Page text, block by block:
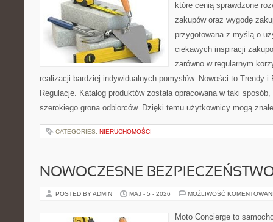
które cenią sprawdzone
zakupów oraz wygodę
przygotowana z myślą o
ciekawych inspiracji
zarówno w regularnym
realizacji bardziej indywidualnych pomysłów. Nowości to Trendy i
Regulacje. Katalog produktów została opracowana w taki
szerokiego grona odbiorców. Dzięki temu użytkownicy mogą
CATEGORIES: NIERUCHOMOŚCI
NOWOCZESNE
POSTED BY ADMIN MAJ - 5 - 2026 MOŻLIWOŚĆ
Moto Concierge to